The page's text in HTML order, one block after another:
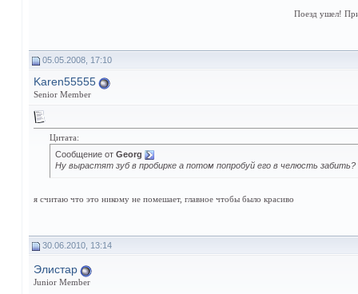
Поезд ушел!
05.05.2008, 17:10
Karen55555
Senior Member
Цитата:
Сообщение от Georg
Ну вырастят зуб в пробирке а потом попробуй его в челюсть
я считаю что это никому не помешает, главное чтобы было красиво
30.06.2010, 13:14
Элистар
Junior Member